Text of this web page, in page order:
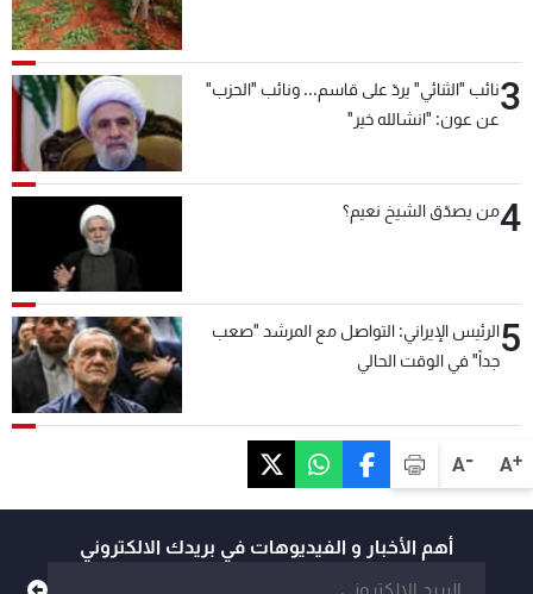
A+
A-
3نائب "الثنائي" يردّ على قاسم... ونائب "الحزب"
عن عون: "انشالله خير"
4من يصدّق الشيخ نعيم؟
5الرئيس الإيراني: التواصل مع المرشد "صعب
جداً" في الوقت الحالي
أهم الأخبار و الفيديوهات في بريدك الالكتروني